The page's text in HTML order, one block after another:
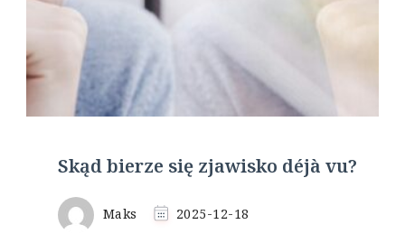
Skąd bierze się zjawisko déjà vu?
Maks 2025-12-18